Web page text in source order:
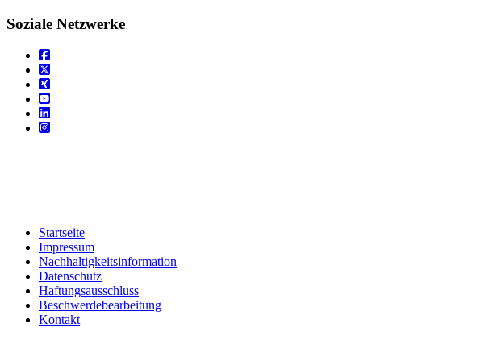
Soziale Netzwerke
Startseite
Impressum
Nachhaltigkeitsinformation
Datenschutz
Haftungsausschluss
Beschwerdebearbeitung
Kontakt